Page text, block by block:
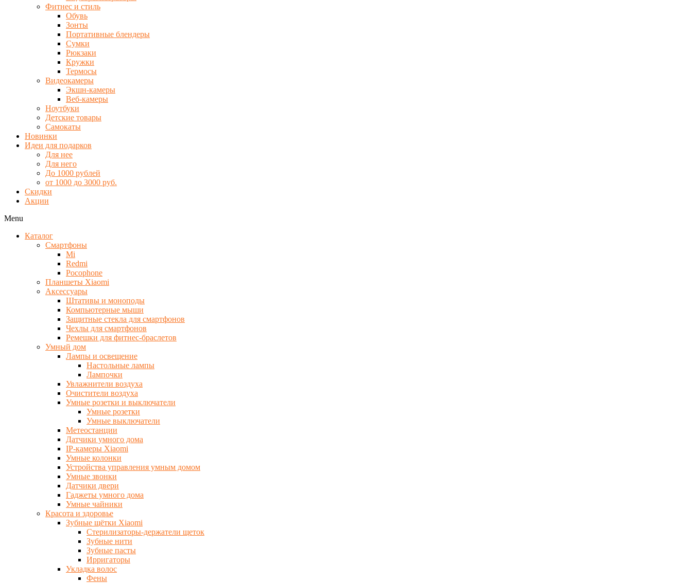
Фитнес и стиль
Обувь
Зонты
Портативные блендеры
Сумки
Рюкзаки
Кружки
Термосы
Видеокамеры
Экшн-камеры
Веб-камеры
Ноутбуки
Детские товары
Самокаты
Новинки
Идеи для подарков
Для нее
Для него
До 1000 рублей
от 1000 до 3000 руб.
Скидки
Акции
Menu
Каталог
Смартфоны
Mi
Redmi
Pocophone
Планшеты Xiaomi
Аксессуары
Штативы и моноподы
Компьютерные мыши
Защитные стекла для смартфонов
Чехлы для смартфонов
Ремешки для фитнес-браслетов
Умный дом
Лампы и освещение
Настольные лампы
Лампочки
Увлажнители воздуха
Очистители воздуха
Умные розетки и выключатели
Умные розетки
Умные выключатели
Метеостанции
Датчики умного дома
IP-камеры Xiaomi
Умные колонки
Устройства управления умным домом
Умные звонки
Датчики двери
Гаджеты умного дома
Умные чайники
Красота и здоровье
Зубные щётки Xiaomi
Стерилизаторы-держатели щеток
Зубные нити
Зубные пасты
Ирригаторы
Укладка волос
Фены